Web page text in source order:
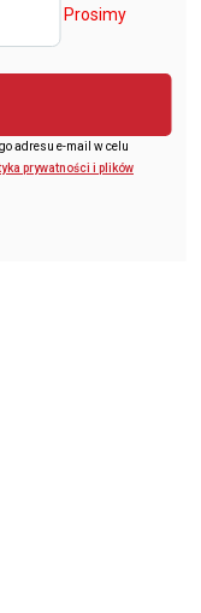
Prosimy
adresu e-mail w celu
prywatności i plików